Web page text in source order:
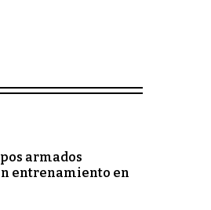
armados
entrenamiento en